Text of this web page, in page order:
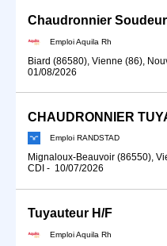
Chaudronnier
Emploi Aquila Rh
Biard (86580), Vienne (86),
01/08/2026
CHAUDRONNIER
Emploi RANDSTAD
Mignaloux-Beauvoir (86550),
CDI - 10/07/2026
Tuyauteur H/F
Emploi Aquila Rh